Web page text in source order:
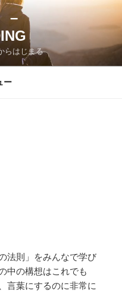
–
らはじまる
ー
法則」をみんなで学び
中の構想はこれでも
言葉にするのに非常に